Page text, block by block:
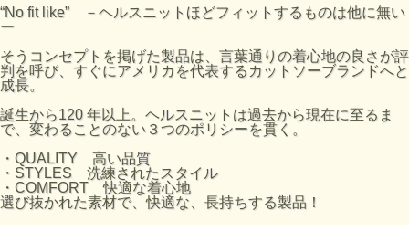
サイズの目安
サイズ
着丈 (cm) 肩幅 (cm) 身幅 (cm)
袖丈 (cm)
M
71.6 50.6 55.5
33.3
XL
75.8 56 61.3 35.3
・素材へのこだわり
選び抜かれたU.S.Cotton（米綿）を使用し、肌離れの良いド
ライな着心地を実現。
“No fit like” －ヘルスニットほどフィットするものは他に無い
ー
そうコンセプトを掲げた製品は、言葉通りの着心地の良さが評
判を呼び、すぐにアメリカを代表するカットソーブランドへと
成長。
誕生から120 年以上。ヘルスニットは過去から現在に至るま
で、変わることのない３つのポリシーを貫く。
・QUALITY 高い品質
・STYLES 洗練されたスタイル
・COMFORT 快適な着心地
選び抜かれた素材で、快適な、長持ちする製品！